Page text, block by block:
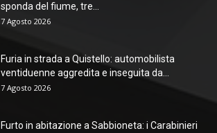
sponda del fiume, tre...
7 Agosto 2026
Furia in strada a Quistello: automobilista
ventiduenne aggredita e inseguita da...
7 Agosto 2026
Furto in abitazione a Sabbioneta: i Carabinieri